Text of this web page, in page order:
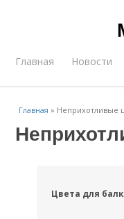
Главная Новости
Главная » Неприхотливые
Цвета для